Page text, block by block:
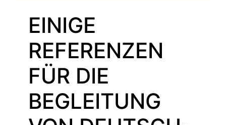
EINIGE
REFERENZEN
FÜR DIE
BEGLEITUNG